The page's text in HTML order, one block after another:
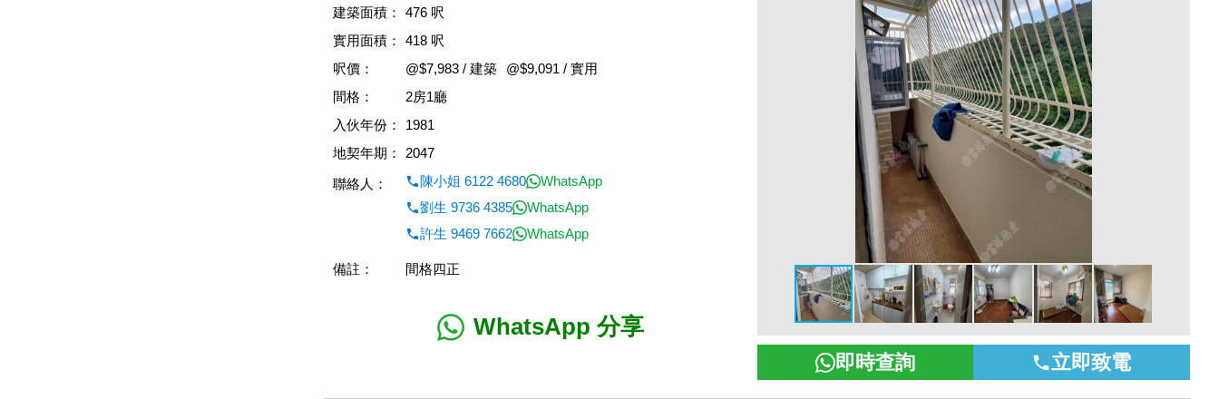
建築面積：
476 呎
實用面積：
418 呎
呎價：
@$7,983 / 建築
@$9,091 / 實用
間格：
2房1廳
入伙年份：
1981
地契年期：
2047
聯絡人：
陳小姐 6122 4680
WhatsApp
劉生 9736 4385
WhatsApp
許生 9469 7662
WhatsApp
備註： 間格四正
WhatsApp 分享
即時查詢 立即致電